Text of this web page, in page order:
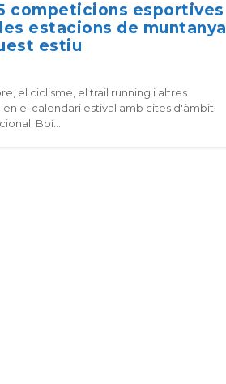
competicions esportives
estacions de muntanya
estiu
el ciclisme, el trail running i altres
el calendari estival amb cites d'àmbit
Boí...